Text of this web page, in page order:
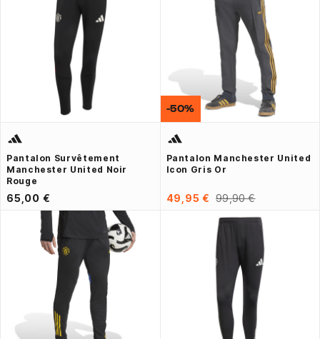
Pantalon Survêtement
Manchester United Noir
Rouge
65,00 €
Pantalon Manchester United
Icon Gris Or
49,95 € 99,90 €
-50%